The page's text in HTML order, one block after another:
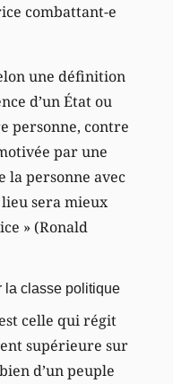
combattant-e
une définition
d’un État ou
personne, contre
par une
la personne avec
sera mieux
» (Ronald
la classe politique
celle qui régit
supérieure sur
d’un peuple